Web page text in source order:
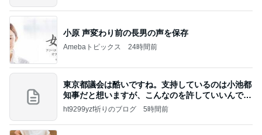
小原 声変わり前の長男の声を保存
Amebaトピックス 24時間前
東京都議会は酷いですね。支持しているのは小池都
知事だと想いますが、こんなのを許していいんです
か？
ht9299yzf祈りのブログ 5時間前